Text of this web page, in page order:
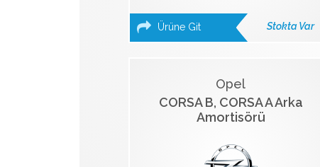
Ürüne Git Stokta Var
Opel
CORSA B, CORSA A Arka
Amortisörü